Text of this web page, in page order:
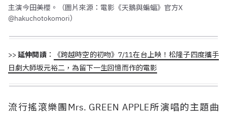
主演今田美櫻。（圖片來源：電影《天鵝與蝙蝠》官方X
@hakuchotokomori）
>>延伸閱讀：
《跨越時空的初吻》7/11在台上映！松隆子四度攜手
日劇大師坂元裕二，為留下一生回憶而作的電影
流行搖滾樂團Mrs. GREEN APPLE所演唱的主題曲